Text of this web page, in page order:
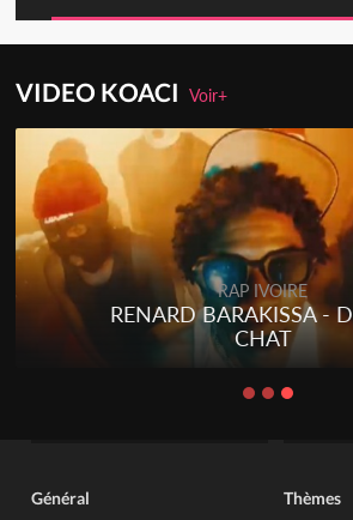
VIDEO KOACIVoir+
Togo
Talakaka - ÉTÉRÉRÉ
Général Thèmes